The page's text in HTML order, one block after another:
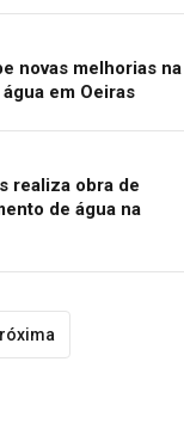
novas melhorias na
em Oeiras
realiza obra de
de água na